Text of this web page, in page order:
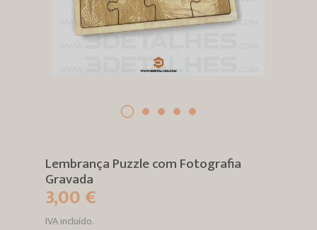
Lembrança Puzzle com Fotografia
Gravada
3,00 €
IVA incluído.